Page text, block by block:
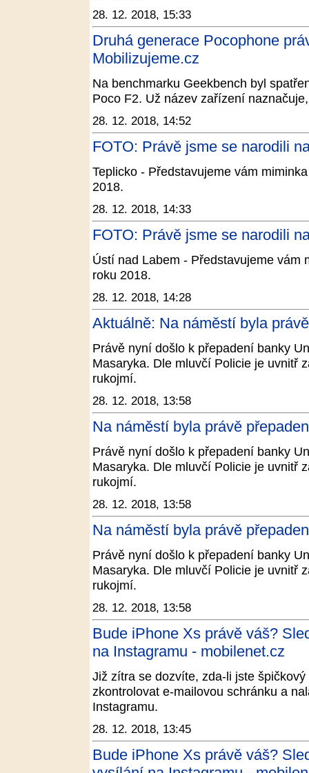
28. 12. 2018, 15:33
Druhá generace Pocophone
Mobilizujeme.cz
Na benchmarku Geekbench byl
Poco F2. Už název zařízení
28. 12. 2018, 14:52
FOTO: Právě jsme se narodili
Teplicko - Představujeme vám
2018.
28. 12. 2018, 14:33
FOTO: Právě jsme se narodili
Ústí nad Labem - Představujeme vám
roku 2018.
28. 12. 2018, 14:28
Aktuálně: Na náměstí byla
Právě nyní došlo k přepadení banky
Masaryka. Dle mluvčí Policie je uvnitř
rukojmí.
28. 12. 2018, 13:58
Na náměstí byla právě
Právě nyní došlo k přepadení banky
Masaryka. Dle mluvčí Policie je uvnitř
rukojmí.
28. 12. 2018, 13:58
Na náměstí byla právě
Právě nyní došlo k přepadení banky
Masaryka. Dle mluvčí Policie je uvnitř
rukojmí.
28. 12. 2018, 13:58
Bude iPhone Xs právě váš?
na Instagramu - mobilenet.cz
Již zítra se dozvíte, zda-li jste
zkontrolovat e-mailovou schránku a
Instagramu.
28. 12. 2018, 13:45
Bude iPhone Xs právě váš?